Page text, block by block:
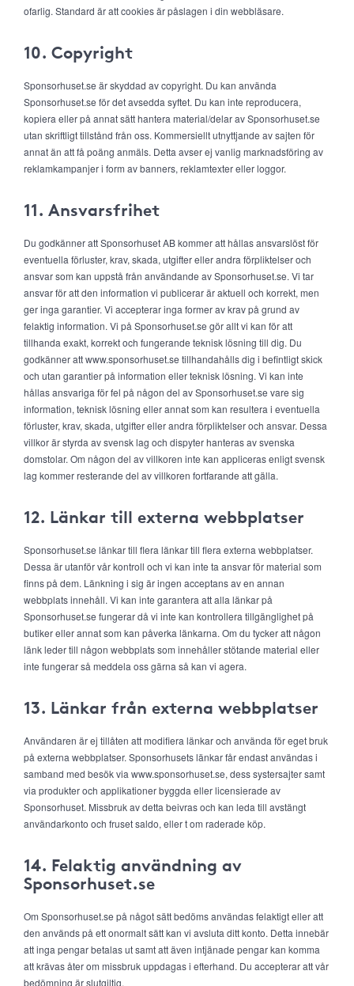
ofarlig. Standard är att cookies är påslagen i din webbläsare.
10. Copyright
Sponsorhuset.se är skyddad av copyright. Du kan använda
Sponsorhuset.se för det avsedda syftet. Du kan inte reproducera,
kopiera eller på annat sätt hantera material/delar av Sponsorhuset.se
utan skriftligt tillstånd från oss. Kommersiellt utnyttjande av sajten för
annat än att få poäng anmäls. Detta avser ej vanlig marknadsföring av
reklamkampanjer i form av banners, reklamtexter eller loggor.
11. Ansvarsfrihet
Du godkänner att Sponsorhuset AB kommer att hållas ansvarslöst för
eventuella förluster, krav, skada, utgifter eller andra förpliktelser och
ansvar som kan uppstå från användande av Sponsorhuset.se. Vi tar
ansvar för att den information vi publicerar är aktuell och korrekt, men
ger inga garantier. Vi accepterar inga former av krav på grund av
felaktig information. Vi på Sponsorhuset.se gör allt vi kan för att
tillhanda exakt, korrekt och fungerande teknisk lösning till dig. Du
godkänner att www.sponsorhuset.se tillhandahålls dig i befintligt skick
och utan garantier på information eller teknisk lösning. Vi kan inte
hållas ansvariga för fel på någon del av Sponsorhuset.se vare sig
information, teknisk lösning eller annat som kan resultera i eventuella
förluster, krav, skada, utgifter eller andra förpliktelser och ansvar. Dessa
villkor är styrda av svensk lag och dispyter hanteras av svenska
domstolar. Om någon del av villkoren inte kan appliceras enligt svensk
lag kommer resterande del av villkoren fortfarande att gälla.
12. Länkar till externa webbplatser
Sponsorhuset.se länkar till flera länkar till flera externa webbplatser.
Dessa är utanför vår kontroll och vi kan inte ta ansvar för material som
finns på dem. Länkning i sig är ingen acceptans av en annan
webbplats innehåll. Vi kan inte garantera att alla länkar på
Sponsorhuset.se fungerar då vi inte kan kontrollera tillgänglighet på
butiker eller annat som kan påverka länkarna. Om du tycker att någon
länk leder till någon webbplats som innehåller stötande material eller
inte fungerar så meddela oss gärna så kan vi agera.
13. Länkar från externa webbplatser
Användaren är ej tillåten att modifiera länkar och använda för eget bruk
på externa webbplatser. Sponsorhusets länkar får endast användas i
samband med besök via www.sponsorhuset.se, dess systersajter samt
via produkter och applikationer byggda eller licensierade av
Sponsorhuset. Missbruk av detta beivras och kan leda till avstängt
användarkonto och fruset saldo, eller t om raderade köp.
14. Felaktig användning av
Sponsorhuset.se
Om Sponsorhuset.se på något sätt bedöms användas felaktigt eller att
den används på ett onormalt sätt kan vi avsluta ditt konto. Detta innebär
att inga pengar betalas ut samt att även intjänade pengar kan komma
att krävas åter om missbruk uppdagas i efterhand. Du accepterar att vår
bedömning är slutgiltig.